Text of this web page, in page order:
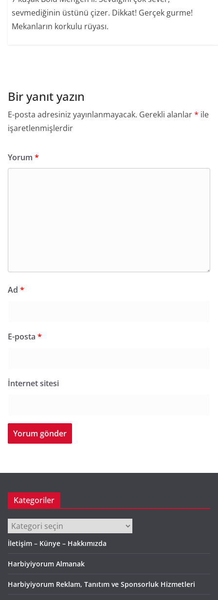
sevmediğinin üstünü çizer. Dikkat! Gerçek gurme!
Mekanların korkulu rüyası.
Bir yanıt yazın
E-posta adresiniz yayınlanmayacak. Gerekli alanlar* ile
işaretlenmişlerdir
Yorum *
Ad *
E-posta *
İnternet sitesi
Kategoriler
Kategoriler
İletişim – Künye – Hakkımızda
Harbiyiyorum Almanak
Harbiyiyorum Reklam, Tanıtım ve Sponsorluk Hizmetleri